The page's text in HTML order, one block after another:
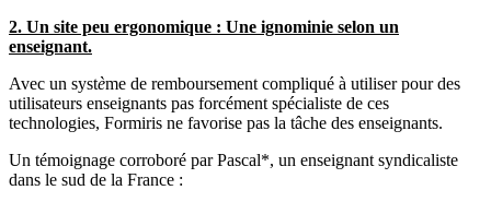
2. Un site peu ergonomique : Une ignominie selon un
enseignant.
Avec un système de remboursement compliqué à utiliser pour des
utilisateurs enseignants pas forcément spécialiste de ces
technologies, Formiris ne favorise pas la tâche des enseignants.
Un témoignage corroboré par Pascal*, un enseignant syndicaliste
dans le sud de la France :